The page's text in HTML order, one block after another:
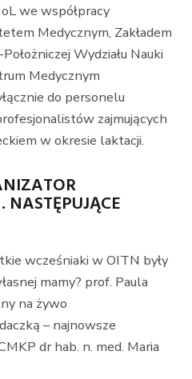
we współpracy
Medycznym, Zakładem
Wydziału Nauki
Medycznym
do personelu
zajmujących
w okresie laktacji.
wcześniaki w OITN były
mamy? prof. Paula
na żywo
– najnowsze
dr hab. n. med. Maria